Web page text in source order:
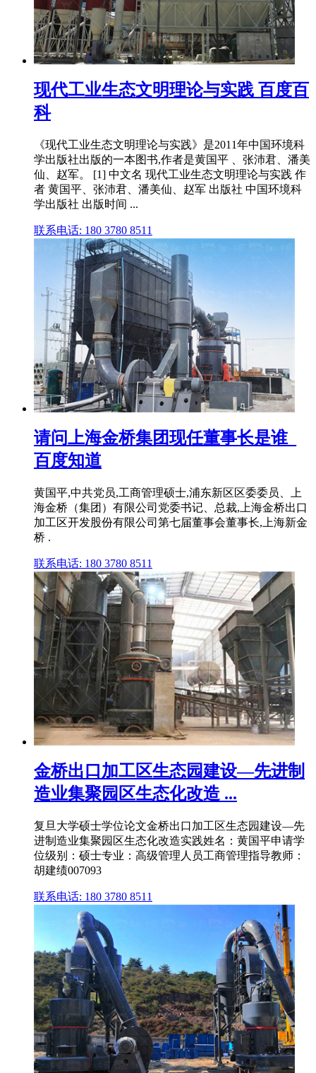
现代工业生态文明理论与实践 百度百
科
《现代工业生态文明理论与实践》是2011年中国环境科
学出版社出版的一本图书,作者是黄国平 、张沛君、潘美
仙、赵军。 [1] 中文名 现代工业生态文明理论与实践 作
者 黄国平、张沛君、潘美仙、赵军 出版社 中国环境科
学出版社 出版时间 ...
联系电话: 180 3780 8511
请问上海金桥集团现任董事长是谁_
百度知道
黄国平,中共党员,工商管理硕士,浦东新区区委委员、上
海金桥（集团）有限公司党委书记、总裁,上海金桥出口
加工区开发股份有限公司第七届董事会董事长,上海新金
桥 .
联系电话: 180 3780 8511
金桥出口加工区生态园建设—先进制
造业集聚园区生态化改造 ...
复旦大学硕士学位论文金桥出口加工区生态园建设—先
进制造业集聚园区生态化改造实践姓名：黄国平申请学
位级别：硕士专业：高级管理人员工商管理指导教师：
胡建绩007093
联系电话: 180 3780 8511